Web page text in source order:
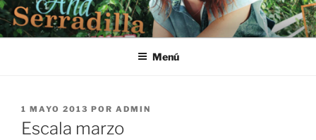
Saltar
al
contenido
Menú
PUBLICADO
EL
1 MAYO 2013 POR ADMIN
Escala marzo